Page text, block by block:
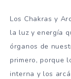
Los Chakras y
la luz y energía
órganos de
primero, porque
interna y los